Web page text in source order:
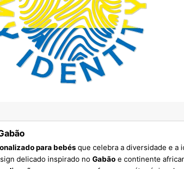
para bebés que celebra a diversidade e a
delicado inspirado no Gabão e continente